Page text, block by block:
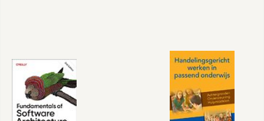
Proeve van een
herziening van de
Grondwet: Sociale
Grondrechten
Devolution and
Decentralisation in
Social Security